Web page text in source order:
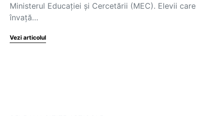
Ministerul Educației și Cercetării (MEC). Elevii care
învață…
Vezi articolul